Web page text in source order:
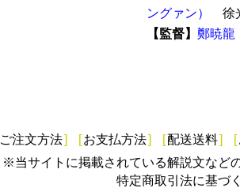
ングァン）
徐
【監督】 鄭暁龍
ご注文方法] [お支払方法] [配送送料] [
※当サイトに掲載されている解説文など
特定商取引法に基づ